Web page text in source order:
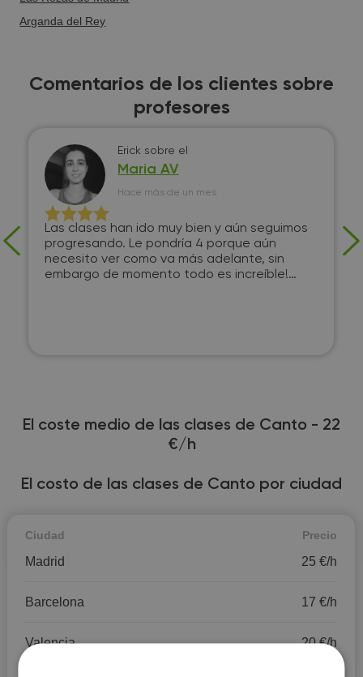
Arganda del Rey
Comentarios de los clientes sobre
profesores
Erick sobre el
Maria AV
Hace más de un mes
Las clases han ido muy bien y aún seguimos
progresando. Le pondría 4 porque aún
necesito ver como va más adelante, sin
embargo de momento todo es increíble!
El coste medio de las clases de Canto - 22
€/h
El costo de las clases de Canto por ciudad
Ciudad Precio
Madrid 25 €/h
Barcelona 17 €/h
Valencia 20 €/h